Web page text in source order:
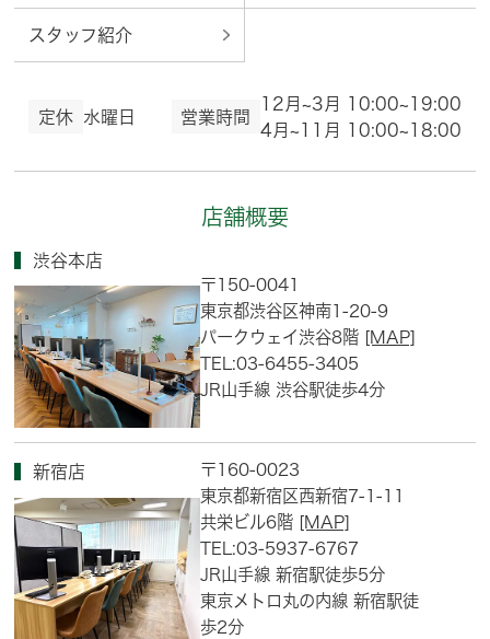
スタッフ紹介
定休 水曜日 営業時間
12月~3月 10:00~19:00
4月~11月 10:00~18:00
店舗概要
渋谷本店
〒150-0041
東京都渋谷区神南1-20-9
パークウェイ渋谷8階 [MAP]
TEL:03-6455-3405
JR山手線 渋谷駅徒歩4分
新宿店
〒160-0023
東京都新宿区西新宿7-1-11
共栄ビル6階 [MAP]
TEL:03-5937-6767
JR山手線 新宿駅徒歩5分
東京メトロ丸の内線 新宿駅徒
歩2分